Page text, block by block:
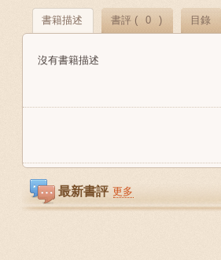
書籍描述 書評 ( 0 ) 目錄
沒有書籍描述
最新書評 更多